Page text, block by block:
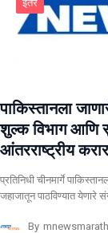
इतर
पाकिस्तानला
शुल्क विभाग आणि
आंतरराष्ट्रीय
प्रतिनिधी चीनमार्गे
जहाजातून पाठविण्यात
By